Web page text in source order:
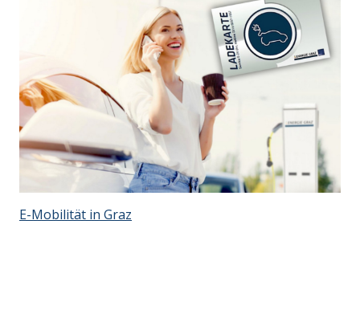
E-Mobilität in Graz